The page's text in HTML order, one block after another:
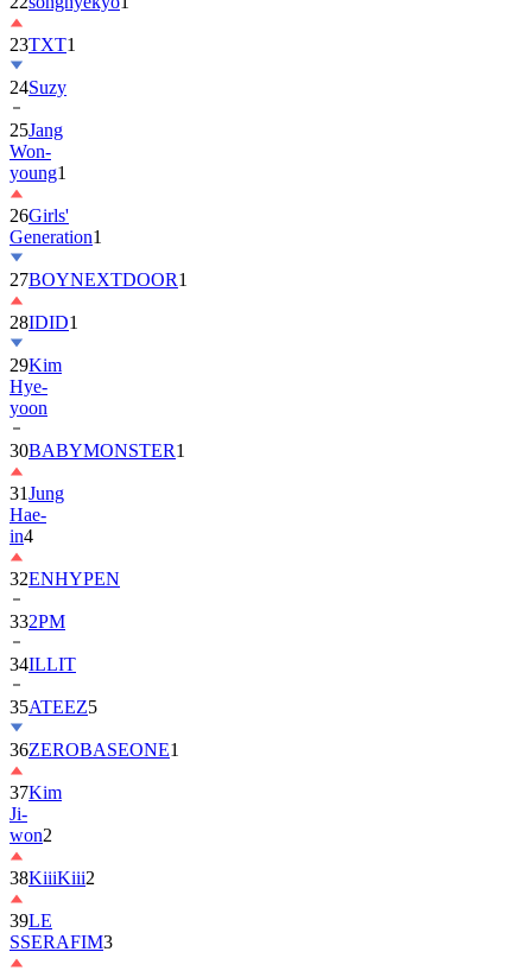
23TXT1
24Suzy
25Jang
Won-
young1
26Girls'
Generation1
27BOYNEXTDOOR1
28IDID1
29Kim
Hye-
yoon
30BABYMONSTER1
31Jung
Hae-
in4
32ENHYPEN
332PM
34ILLIT
35ATEEZ5
36ZEROBASEONE1
37Kim
Ji-
won2
38KiiiKiii2
39LE
SSERAFIM3